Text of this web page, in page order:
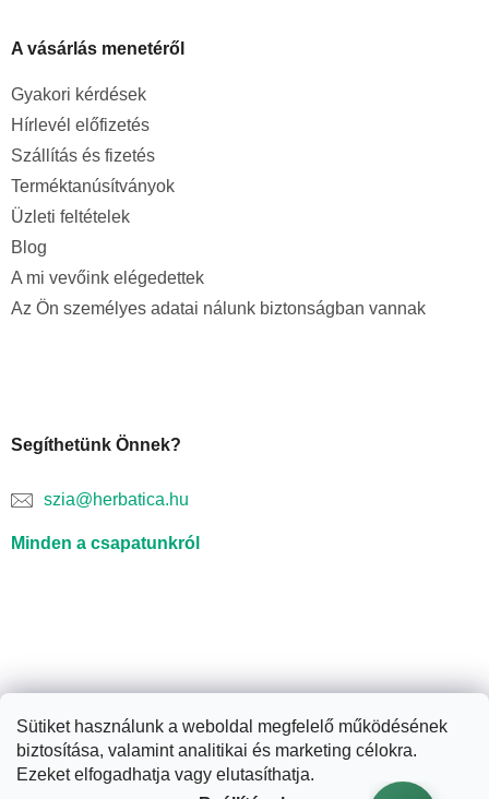
Sütiket használunk a weboldal megfelelő működésének
biztosítása, valamint analitikai és marketing célokra.
Ezeket elfogadhatja vagy elutasíthatja.
A vásárlás menetéről
Gyakori kérdések
Hírlevél előfizetés
Szállítás és fizetés
Terméktanúsítványok
Üzleti feltételek
Blog
A mi vevőink elégedettek
Az Ön személyes adatai nálunk biztonságban vannak
Segíthetünk Önnek?
szia@herbatica.hu
Minden a csapatunkról
Shoptet készítette